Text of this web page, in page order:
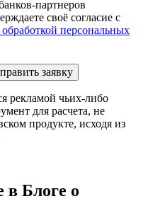
партнеров
своё согласие с
персональных
заявку
рекламой чьих-либо
для расчета, не
продукте, исходя из
в Блоге о